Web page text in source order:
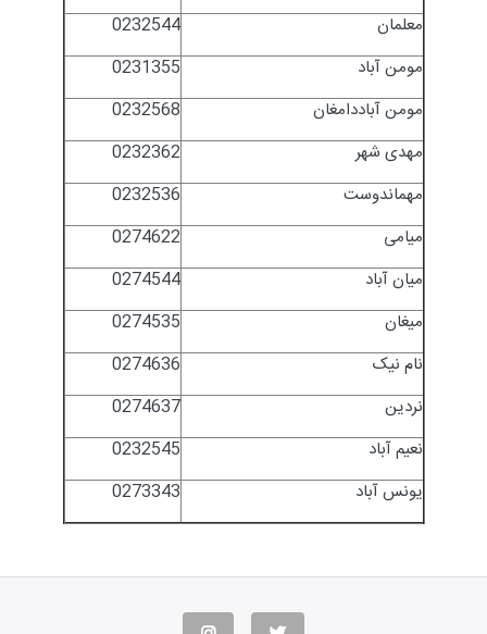
0232544
معلمان
0231355
مومن آباد
0232568
مومن آباددامغان
0232362
مهدی شهر
0232536
مهماندوست
0274622
میامی
0274544
میان آباد
0274535
میغان
0274636
نام نیک
0274637
نردین
0232545
نعیم آباد
0273343
یونس آباد